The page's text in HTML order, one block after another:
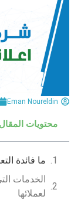
Eman Noureldin
محتويات المقال
ما فائدة
الخدمات
لعملائها